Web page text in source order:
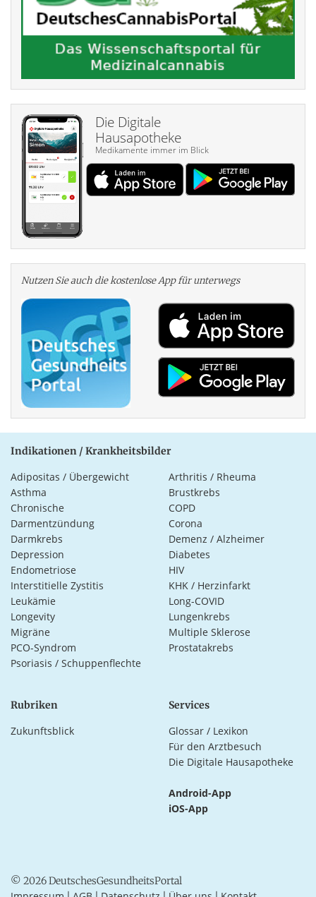
Die Digitale
Hausapotheke
Medikamente immer im Blick
Nutzen Sie auch die kosten­lose App für unterwegs
Indikationen / Krankheitsbilder
Adipositas / Übergewicht
Arthritis / Rheuma
Asthma
Brustkrebs
Chronische
Darmentzündung
COPD
Corona
Darmkrebs
Demenz / Alzheimer
Depression
Diabetes
Endometriose
HIV
Interstitielle Zystitis
KHK / Herzinfarkt
Leukämie
Long-COVID
Longevity
Lungenkrebs
Migräne
Multiple Sklerose
PCO-Syndrom
Prostatakrebs
Psoriasis / Schuppenflechte
Rubriken
Zukunftsblick
Services
Glossar / Lexikon
Für den Arztbesuch
Die Digitale Hausapotheke
Android-App
iOS-App
© 2026 DeutschesGesundheitsPortal